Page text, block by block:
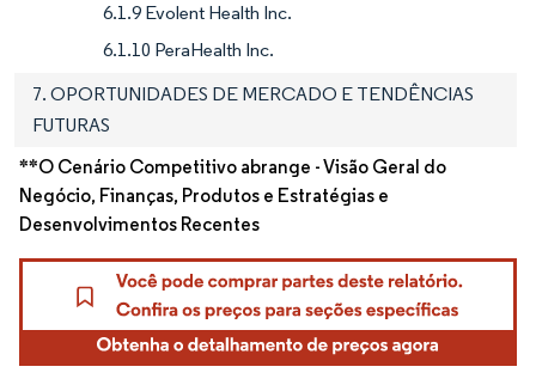
6.1.9 Evolent Health Inc.
6.1.10 PeraHealth Inc.
7. OPORTUNIDADES DE MERCADO E TENDÊNCIAS
FUTURAS
**O Cenário Competitivo abrange - Visão Geral do
Negócio, Finanças, Produtos e Estratégias e
Desenvolvimentos Recentes